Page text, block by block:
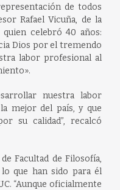
de todos
Rafael Vicuña, de la
quien celebró 40 años:
Dios por el tremendo
labor profesional al
nuestra labor
mejor del país, y que
su calidad”, recalcó
Facultad de Filosofía,
que han sido para él
“Aunque oficialmente